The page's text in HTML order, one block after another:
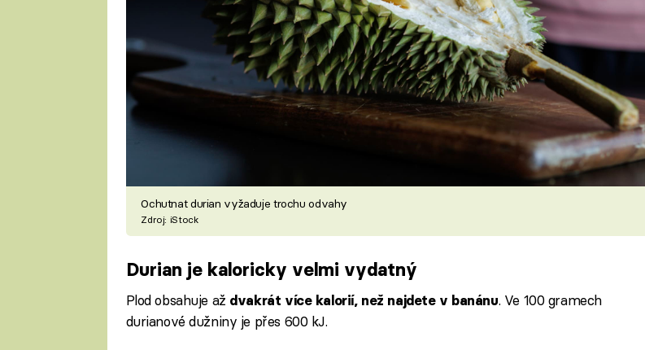
Ochutnat durian vyžaduje trochu odvahy
Zdroj: iStock
Durian je kaloricky velmi vydatný
Plod obsahuje až dvakrát více kalorií, než najdete v banánu. Ve 100 gramech
durianové dužniny je přes 600 kJ.